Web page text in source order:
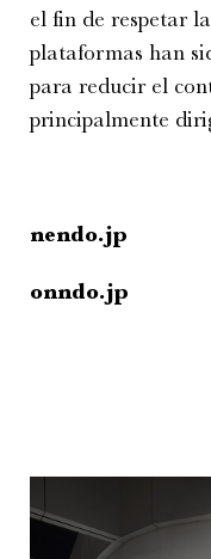
el fin de respetar
plataformas han
para reducir el
principalmente
nendo.jp
onndo.jp